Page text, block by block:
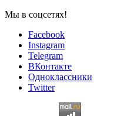
Мы в соцсетях!
Facebook
Instagram
Telegram
ВКонтакте
Одноклассники
Twitter